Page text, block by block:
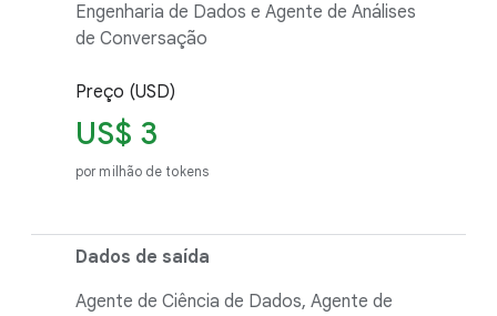
Engenharia de Dados e Agente de Análises
de Conversação
Preço (USD)
US$ 3
por milhão de tokens
Dados de saída
Agente de Ciência de Dados, Agente de